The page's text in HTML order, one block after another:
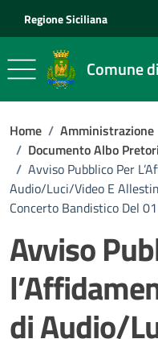
Regione Siciliana
Comune
Home / Amministrazione
/ Documento Albo
/ Avviso Pubblico Per
Audio/Luci/Video E
Concerto Bandistico Del
Avviso
di Audio/